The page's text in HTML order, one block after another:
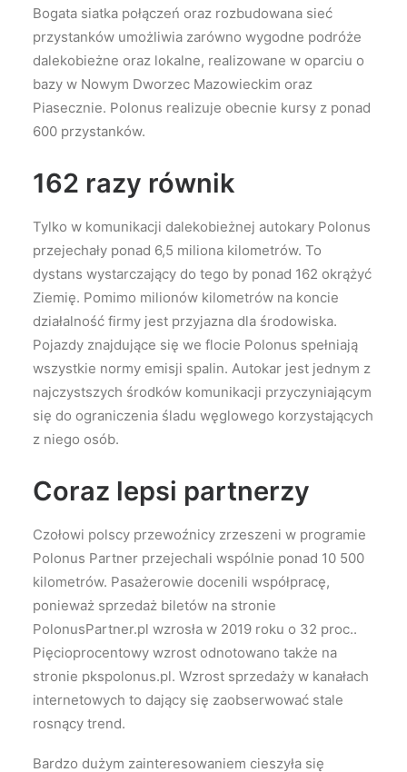
Bogata siatka połączeń oraz rozbudowana sieć
przystanków umożliwia zarówno wygodne podróże
dalekobieżne oraz lokalne, realizowane w oparciu o
bazy w Nowym Dworzec Mazowieckim oraz
Piasecznie. Polonus realizuje obecnie kursy z ponad
600 przystanków.
162 razy równik
Tylko w komunikacji dalekobieżnej autokary Polonus
przejechały ponad 6,5 miliona kilometrów. To
dystans wystarczający do tego by ponad 162 okrążyć
Ziemię. Pomimo milionów kilometrów na koncie
działalność firmy jest przyjazna dla środowiska.
Pojazdy znajdujące się we flocie Polonus spełniają
wszystkie normy emisji spalin. Autokar jest jednym z
najczystszych środków komunikacji przyczyniającym
się do ograniczenia śladu węglowego korzystających
z niego osób.
Coraz lepsi partnerzy
Czołowi polscy przewoźnicy zrzeszeni w programie
Polonus Partner przejechali wspólnie ponad 10 500
kilometrów. Pasażerowie docenili współpracę,
ponieważ sprzedaż biletów na stronie
PolonusPartner.pl wzrosła w 2019 roku o 32 proc..
Pięcioprocentowy wzrost odnotowano także na
stronie pkspolonus.pl. Wzrost sprzedaży w kanałach
internetowych to dający się zaobserwować stale
rosnący trend.
Bardzo dużym zainteresowaniem cieszyła się